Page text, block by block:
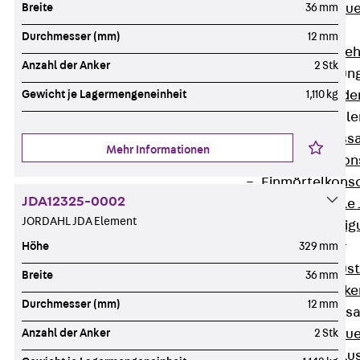
Zurück
GRIPRIP®
Zurück
Winkelkonsole
Brüstungsanker
Zurück
Zurück
Breite 36 mm
Durchmesser (mm) 12 mm
Anzahl der Anker 2 Stk
Gewicht je Lagermengeneinheit 1,110 kg
Mehr Informationen
JDA12325-0002
JORDAHL JDA Element
Höhe 329 mm
Breite 36 mm
Durchmesser (mm) 12 mm
Anzahl der Anker 2 Stk